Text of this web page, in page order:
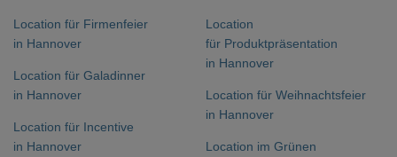
Location für Firmenfeier
in Hannover
Location für Galadinner
in Hannover
Location für Incentive
in Hannover
Location
für Produktpräsentation
in Hannover
Location für Weihnachtsfeier
in Hannover
Location im Grünen